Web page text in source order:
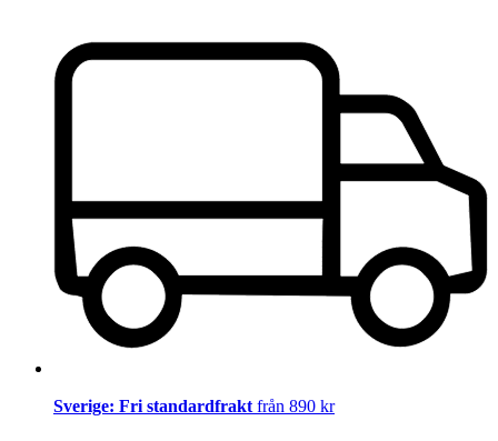
Sverige: Fri standardfrakt från 890 kr